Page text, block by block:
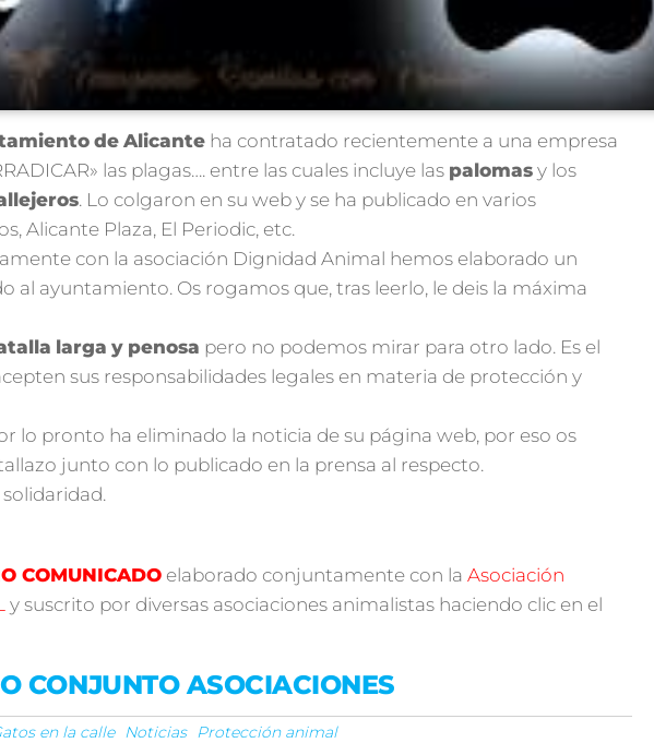
de Alicante ha contratado recientemente a una empresa
las plagas…. entre las cuales incluye las palomas y los
. Lo colgaron en su web y se ha publicado en varios
Alicante Plaza, El Periodic, etc.
con la asociación Dignidad Animal hemos elaborado un
al ayuntamiento. Os rogamos que, tras leerlo, le deis la máxima
larga y penosa pero no podemos mirar para otro lado. Es el
sus responsabilidades legales en materia de protección y
lo pronto ha eliminado la noticia de su página web, por eso os
junto con lo publicado en la prensa al respecto.
COMUNICADO elaborado conjuntamente con laAsociación
y suscrito por diversas asociaciones animalistas haciendo clic en el
CONJUNTO ASOCIACIONES
en la calle Noticias Protección animal